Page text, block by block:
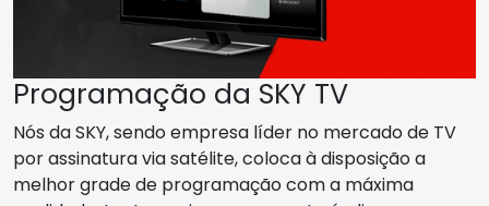
Programação da SKY TV
Nós da SKY, sendo empresa líder no mercado de TV
por assinatura via satélite, coloca à disposição a
melhor grade de programação com a máxima